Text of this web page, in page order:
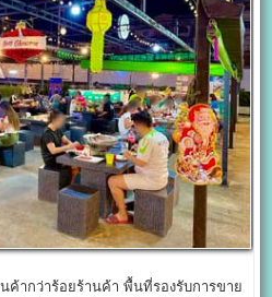
ากว่าร้อยร้านค้า พื้นที่รองรับการขาย